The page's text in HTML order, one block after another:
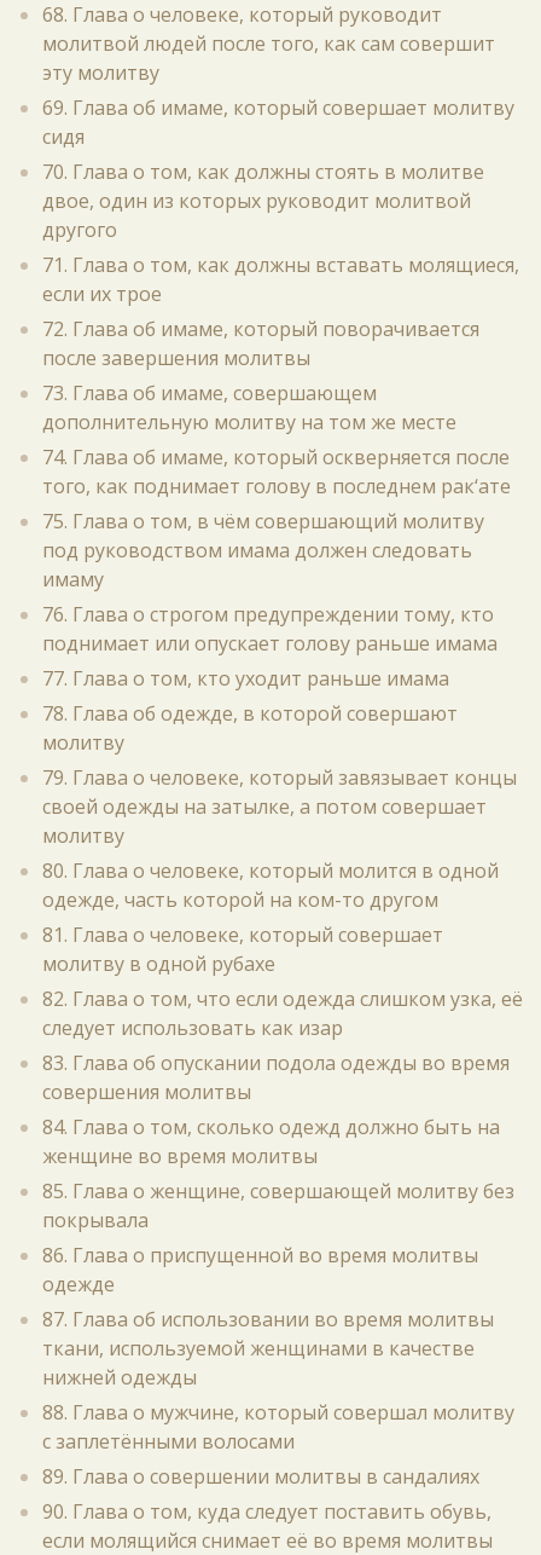
68. Глава о человеке, который руководит
молитвой людей после того, как сам совершит
эту молитву
69. Глава об имаме, который совершает молитву
сидя
70. Глава о том, как должны стоять в молитве
двое, один из которых руководит молитвой
другого
71. Глава о том, как должны вставать молящиеся,
если их трое
72. Глава об имаме, который поворачивается
после завершения молитвы
73. Глава об имаме, совершающем
дополнительную молитву на том же месте
74. Глава об имаме, который оскверняется после
того, как поднимает голову в последнем рак‘ате
75. Глава о том, в чём совершающий молитву
под руководством имама должен следовать
имаму
76. Глава о строгом предупреждении тому, кто
поднимает или опускает голову раньше имама
77. Глава о том, кто уходит раньше имама
78. Глава об одежде, в которой совершают
молитву
79. Глава о человеке, который завязывает концы
своей одежды на затылке, а потом совершает
молитву
80. Глава о человеке, который молится в одной
одежде, часть которой на ком-то другом
81. Глава о человеке, который совершает
молитву в одной рубахе
82. Глава о том, что если одежда слишком узка, её
следует использовать как изар
83. Глава об опускании подола одежды во время
совершения молитвы
84. Глава о том, сколько одежд должно быть на
женщине во время молитвы
85. Глава о женщине, совершающей молитву без
покрывала
86. Глава о приспущенной во время молитвы
одежде
87. Глава об использовании во время молитвы
ткани, используемой женщинами в качестве
нижней одежды
88. Глава о мужчине, который совершал молитву
с заплетёнными волосами
89. Глава о совершении молитвы в сандалиях
90. Глава о том, куда следует поставить обувь,
если молящийся снимает её во время молитвы